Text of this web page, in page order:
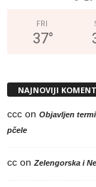
FRI
37°
NAJNOVIJI
ccc on Objavljen
pčele
cc on Zelengorska i